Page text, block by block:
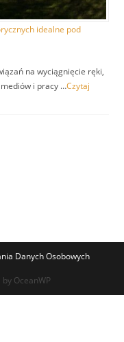
idealne pod
na wyciągnięcie ręki,
i pracy …Czytaj
Danych Osobowych
OceanWP